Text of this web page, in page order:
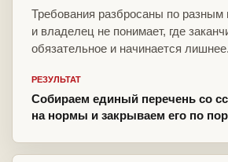
Требования разбросаны по разным
и владелец не понимает, где
обязательное и начинается лишнее.
РЕЗУЛЬТАТ
Собираем единый перечень со
на нормы и закрываем его по